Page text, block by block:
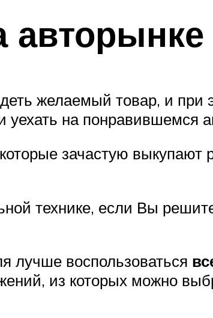
авторынке
желаемый товар, и при
уехать на понравившемся
зачастую выкупают
технике, если Вы
лучше воспользоваться
из которых можно